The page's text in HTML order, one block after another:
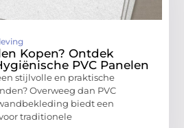
Kopen? Ontdek
PVC Panelen
stijlvolle en praktische
Overweeg dan PVC
biedt een
traditionele